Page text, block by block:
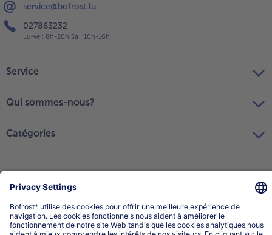
service@bofrost.lu
027863232
Lu-ve : 8h-20h Sa : 10h-16h
Service
Qui sommes-nous?
Catégories